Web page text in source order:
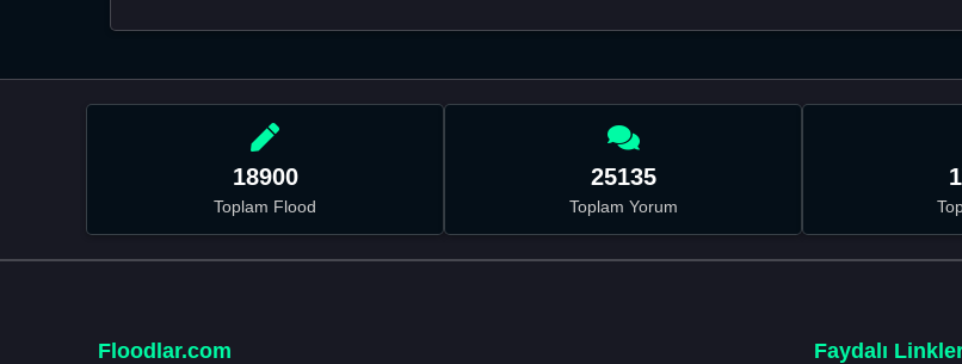
18900
Toplam Flood
25135
Toplam Yorum
Floodlar.com Faydalı